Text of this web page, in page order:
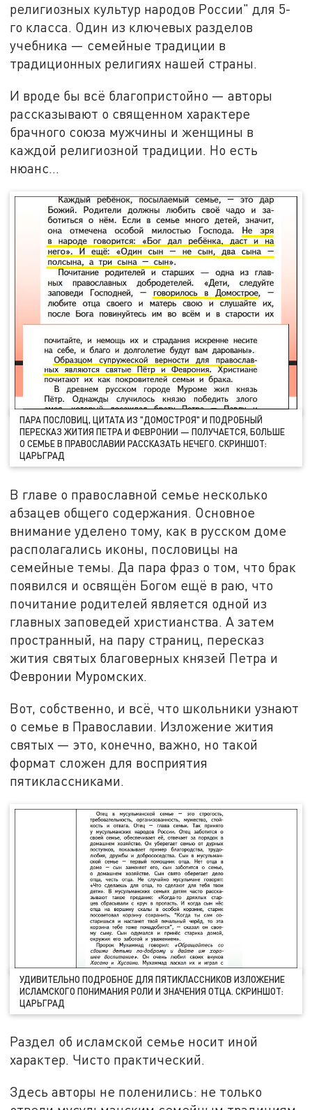
религиозных культур народов России" для 5-
го класса. Один из ключевых разделов
учебника — семейные традиции в
традиционных религиях нашей страны.
И вроде бы всё благопристойно — авторы
рассказывают о священном характере
брачного союза мужчины и женщины в
каждой религиозной традиции. Но есть
нюанс…
ПАРА ПОСЛОВИЦ, ЦИТАТА ИЗ "ДОМОСТРОЯ" И ПОДРОБНЫЙ
ПЕРЕСКАЗ ЖИТИЯ ПЕТРА И ФЕВРОНИИ — ПОЛУЧАЕТСЯ, БОЛЬШЕ
О СЕМЬЕ В ПРАВОСЛАВИИ РАССКАЗАТЬ НЕЧЕГО. СКРИНШОТ:
ЦАРЬГРАД
В главе о православной семье несколько
абзацев общего содержания. Основное
внимание уделено тому, как в русском доме
располагались иконы, пословицы на
семейные темы. Да пара фраз о том, что брак
появился и освящён Богом ещё в раю, что
почитание родителей является одной из
главных заповедей христианства. А затем
пространный, на пару страниц, пересказ
жития святых благоверных князей Петра и
Февронии Муромских.
Вот, собственно, и всё, что школьники узнают
о семье в Православии. Изложение жития
святых — это, конечно, важно, но такой
формат сложен для восприятия
пятиклассниками.
УДИВИТЕЛЬНО ПОДРОБНОЕ ДЛЯ ПЯТИКЛАССНИКОВ ИЗЛОЖЕНИЕ
ИСЛАМСКОГО ПОНИМАНИЯ РОЛИ И ЗНАЧЕНИЯ ОТЦА. СКРИНШОТ:
ЦАРЬГРАД
Раздел об исламской семье носит иной
характер. Чисто практический.
Здесь авторы не поленились: не только